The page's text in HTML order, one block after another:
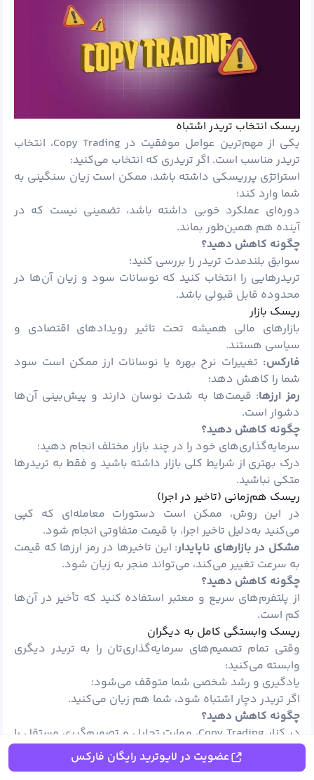
ریسک انتخاب تریدر اشتباه
یکی از مهم‌ترین عوامل موفقیت در Copy Trading، انتخاب
تریدر مناسب است. اگر تریدری که انتخاب می‌کنید:
استراتژی پرریسکی داشته باشد، ممکن است زیان سنگینی به
شما وارد کند؛
دوره‌ای عملکرد خوبی داشته باشد، تضمینی نیست که در
آینده هم همین‌طور بماند.
چگونه کاهش دهید؟
سوابق بلندمدت تریدر را بررسی کنید؛
تریدرهایی را انتخاب کنید که نوسانات سود و زیان آن‌ها در
محدوده قابل قبولی باشد.
ریسک بازار
بازارهای مالی همیشه تحت تاثیر رویدادهای اقتصادی و
سیاسی هستند.
فارکس: تغییرات نرخ بهره یا نوسانات ارز ممکن است سود
شما را کاهش دهد؛
رمز ارزها: قیمت‌ها به شدت نوسان دارند و پیش‌بینی آن‌ها
دشوار است.
چگونه کاهش دهید؟
سرمایه‌گذاری‌های خود را در چند بازار مختلف انجام دهید؛
درک بهتری از شرایط کلی بازار داشته باشید و فقط به تریدرها
متکی نباشید.
ریسک هم‌زمانی (تاخیر در اجرا)
در این روش، ممکن است دستورات معامله‌ای که کپی
می‌کنید به‌دلیل تاخیر اجرا، با قیمت متفاوتی انجام شود.
مشکل در بازارهای ناپایدار: این تاخیرها در رمز ارزها که قیمت
به سرعت تغییر می‌کند، می‌تواند منجر به زیان شود.
چگونه کاهش دهید؟
از پلتفرم‌های سریع و معتبر استفاده کنید که تأخیر در آن‌ها
کم است.
ریسک وابستگی کامل به دیگران
وقتی تمام تصمیم‌های سرمایه‌گذاری‌تان را به تریدر دیگری
وابسته می‌کنید:
یادگیری و رشد شخصی شما متوقف می‌شود؛
اگر تریدر دچار اشتباه شود، شما هم زیان می‌کنید.
چگونه کاهش دهید؟
در کنار Copy Trading، مهارت تحلیل و تصمیم‌گیری مستقل را
ریسک هزینه‌ها
عضویت در لایوترید رایگان فارکس